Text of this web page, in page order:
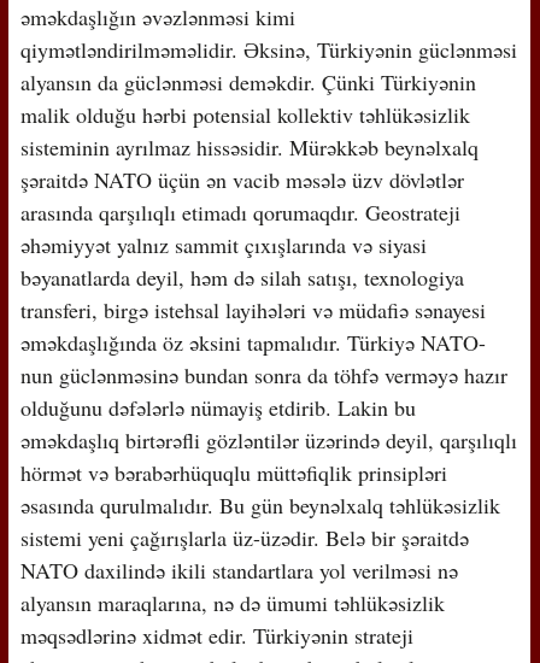
əməkdaşlığın əvəzlənməsi kimi
qiymətləndirilməməlidir. Əksinə, Türkiyənin güclənməsi
alyansın da güclənməsi deməkdir. Çünki Türkiyənin
malik olduğu hərbi potensial kollektiv təhlükəsizlik
sisteminin ayrılmaz hissəsidir. Mürəkkəb beynəlxalq
şəraitdə NATO üçün ən vacib məsələ üzv dövlətlər
arasında qarşılıqlı etimadı qorumaqdır. Geostrateji
əhəmiyyət yalnız sammit çıxışlarında və siyasi
bəyanatlarda deyil, həm də silah satışı, texnologiya
transferi, birgə istehsal layihələri və müdafiə sənayesi
əməkdaşlığında öz əksini tapmalıdır. Türkiyə NATO-
nun güclənməsinə bundan sonra da töhfə verməyə hazır
olduğunu dəfələrlə nümayiş etdirib. Lakin bu
əməkdaşlıq birtərəfli gözləntilər üzərində deyil, qarşılıqlı
hörmət və bərabərhüquqlu müttəfiqlik prinsipləri
əsasında qurulmalıdır. Bu gün beynəlxalq təhlükəsizlik
sistemi yeni çağırışlarla üz-üzədir. Belə bir şəraitdə
NATO daxilində ikili standartlara yol verilməsi nə
alyansın maraqlarına, nə də ümumi təhlükəsizlik
məqsədlərinə xidmət edir. Türkiyənin strateji